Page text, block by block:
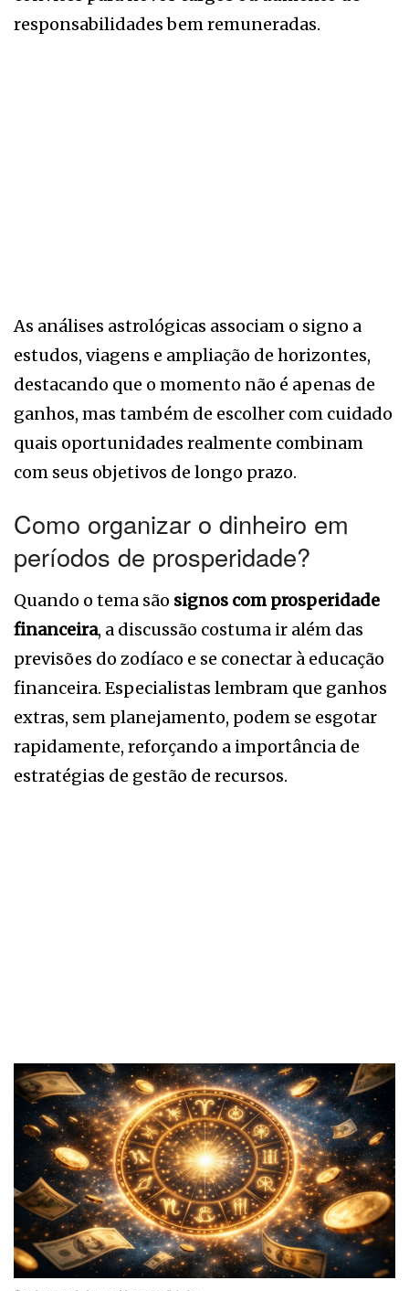
responsabilidades bem remuneradas.
As análises astrológicas associam o signo a
estudos, viagens e ampliação de horizontes,
destacando que o momento não é apenas de
ganhos, mas também de escolher com cuidado
quais oportunidades realmente combinam
com seus objetivos de longo prazo.
Como organizar o dinheiro em
períodos de prosperidade?
Quando o tema são signos com prosperidade
financeira, a discussão costuma ir além das
previsões do zodíaco e se conectar à educação
financeira. Especialistas lembram que ganhos
extras, sem planejamento, podem se esgotar
rapidamente, reforçando a importância de
estratégias de gestão de recursos.